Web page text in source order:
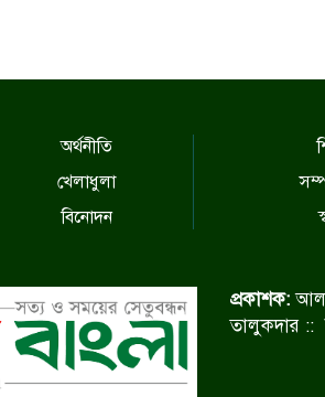
অর্থনীতি
খেলাধুলা
বিনোদন
প্রকাশক:
তালুকদার ::